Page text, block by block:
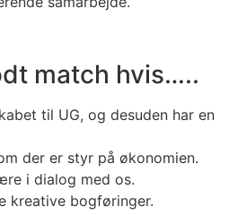
match hvis…..
til UG, og desuden har en
der er styr på økonomien.
i dialog med os.
kreative bogføringer.